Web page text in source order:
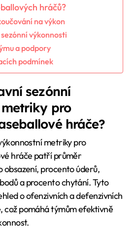
hráčů?
na výkon
výkonnosti
a podpory
podmínek
sezónní
pro
hráče?
metriky pro
hráče patří průměr
obsazení, procento úderů,
a procento chytání. Tyto
o ofenzivních a defenzivních
což pomáhá týmům efektivně